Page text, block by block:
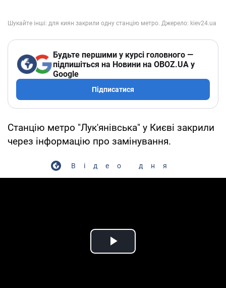
Будьте першими у курсі головного —
підпишіться на Новини на OBOZ.UA у
Google
Підписатися
Станцію метро "Лук'янівська" у Києві закрили
через інформацію про замінування.
Відео дня
Play Video